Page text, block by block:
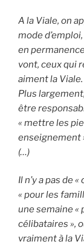
A la Viale, on
mode
en
vont, ceux qui
aiment la
Plus
être
« mettre les
enseignement
(…)
Il n’y a pas de
« pour les
une semaine «
célibataires »,
vraiment à la